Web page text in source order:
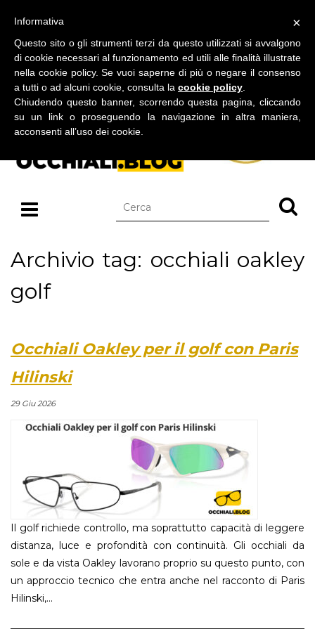
BLOG SU OCCHIALI DA SOLE E OCCHIALI DA VISTA
Archivio tag: occhiali oakley
golf
Occhiali Oakley per il golf con Paris
Hilinski
29 Giu 2026
Il golf richiede controllo, ma soprattutto capacità di leggere
distanza, luce e profondità con continuità. Gli occhiali da
sole e da vista Oakley lavorano proprio su questo punto, con
un approccio tecnico che entra anche nel racconto di Paris
Hilinski,...
×
Informativa
Questo sito o gli strumenti terzi da questo utilizzati si avvalgono
di cookie necessari al funzionamento ed utili alle finalità illustrate
nella cookie policy. Se vuoi saperne di più o negare il consenso
a tutti o ad alcuni cookie, consulta la cookie policy
Chiudendo questo banner, scorrendo questa pagina, cliccando
su un link o proseguendo la navigazione in altra maniera,
acconsenti all’uso dei cookie.